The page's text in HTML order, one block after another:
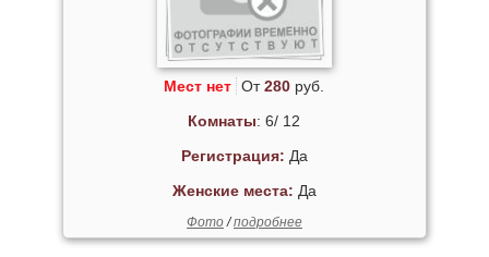
Мест нет От280 руб.
Комнаты: 6/ 12
Регистрация: Да
Женские места: Да
Фото/подробнее